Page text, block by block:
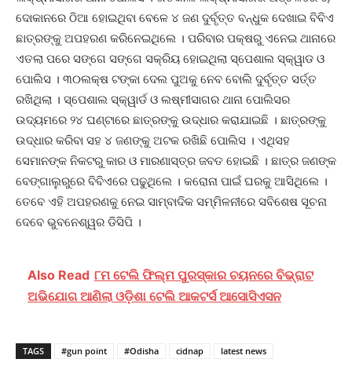
ଦୋକାନରେ ଠିଆ ହୋଇଥିବା ବେଳେ ୪ ଜଣ ଦୁର୍ବୃତ୍ତ ବନ୍ଧୁକ ଦେଖାଇ ବିବିଏ
ଛାତ୍ରଙ୍କୁ ଅପହରଣ କରିନେଇଥିଲେ । ପରିବାର ପକ୍ଷରୁ ଏନେଇ ଥାନାରେ
ଏତଲା ପରେ ସଙ୍ଗେ ସଙ୍ଗେ ସକ୍ରିୟ ହୋଇଥିଲା ସ୍ପେଶାଲ ସ୍କ୍ୱାଡ ଓ
ପୋଲିସ । ୩୦ଲକ୍ଷ ଟଙ୍କା ଦେଲ ପୁଅକୁ ନେବ ବୋଲି ଦୁର୍ବୃତ୍ତ ସର୍ତ୍ତ
ରଖିଥିଲା । ସ୍ପେଶାଲ ସ୍କ୍ୱାର୍ଡ ଓ ଲଷ୍ମୀସାଗର ଥାନା ପୋଲିସର
ଉଦ୍ୟମରେ ୨୪ ଘଣ୍ଟାରେ ଛାତ୍ରଙ୍କୁ ଉଦ୍ଧାର କରାଯାଇଛି । ଛାତ୍ରଙ୍କୁ
ଉଦ୍ଧାର କରିବା ସହ ୪ ଜଣଙ୍କୁ ଅଟକ ରଖିଛି ପୋଲିସ । ଏଥିସହ
ସେମାନଙ୍କ ନିକଟରୁ କାର ଓ ମାରଣାସ୍ତ୍ର ଜବତ ହୋଇଛି । ଛାତ୍ର ଜଣଙ୍କ
ବେଙ୍ଗାଲୁରୁରେ ବିବିଏରେ ପଢୁଥିଲେ । କରୋନା ପାଇଁ ଘରକୁ ଆସିଥିଲେ ।
ତେବେ ଏହି ଅପହରଣକୁ ନେଇ ସାମ୍ବାଦିକ ସମ୍ମିଳନୀରେ ସବିଶେଷ ସୂଚନା
ଦେବେ ଭୁବନେଶ୍ୱର ଡିସିପି ।
Also Read ୮ମ ଟେଲି ଫିଲ୍ମ ପୁରସ୍କାର ଚୟନରେ ବିଭ୍ରାଟ
ଅଭିଯୋଗ ଆଣିଲା ଓଡ଼ିଶା ଟେଲି ଆକଟର୍ସ ଆସୋସିଏସନ
TAGS #gun point #Odisha cidnap latest news